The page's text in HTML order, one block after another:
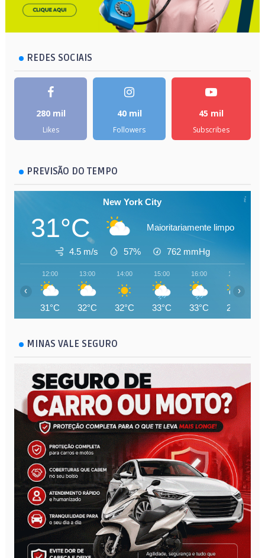
REDES SOCIAIS
280 mil
Likes
40 mil
Followers
45 mil
Subscribes
PREVISÃO DO TEMPO
New York City
31°C Maioritariamente limpo
4.5 m/s 57% 762 mmHg
12:00
31°C
13:00
32°C
14:00
32°C
15:00
33°C
16:00
33°C
17:00
27°C
‹ ›
MINAS VALE SEGURO